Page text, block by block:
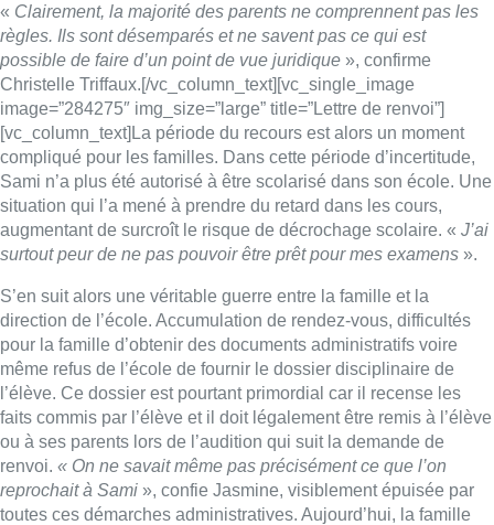
« Clairement, la majorité des parents ne comprennent pas les
règles. Ils sont désemparés et ne savent pas ce qui est
possible de faire d’un point de vue juridique », confirme
Christelle Triffaux.[/vc_column_text][vc_single_image
image=”284275″ img_size=”large” title=”Lettre de renvoi”]
[vc_column_text]La période du recours est alors un moment
compliqué pour les familles. Dans cette période d’incertitude,
Sami n’a plus été autorisé à être scolarisé dans son école. Une
situation qui l’a mené à prendre du retard dans les cours,
augmentant de surcroît le risque de décrochage scolaire. « J’ai
surtout peur de ne pas pouvoir être prêt pour mes examens ».
S’en suit alors une véritable guerre entre la famille et la
direction de l’école. Accumulation de rendez-vous, difficultés
pour la famille d’obtenir des documents administratifs voire
même refus de l’école de fournir le dossier disciplinaire de
l’élève. Ce dossier est pourtant primordial car il recense les
faits commis par l’élève et il doit légalement être remis à l’élève
ou à ses parents lors de l’audition qui suit la demande de
renvoi. « On ne savait même pas précisément ce que l’on
reprochait à Sami », confie Jasmine, visiblement épuisée par
toutes ces démarches administratives. Aujourd’hui, la famille